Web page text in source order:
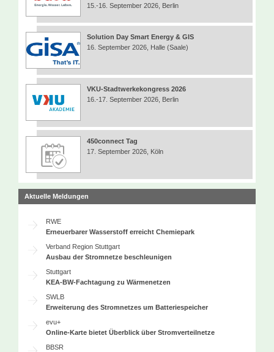
15.-16. September 2026, Berlin
Solution Day Smart Energy & GIS
16. September 2026, Halle (Saale)
VKU-Stadtwerkekongress 2026
16.-17. September 2026, Berlin
450connect Tag
17. September 2026, Köln
Aktuelle Meldungen
RWE
Erneuerbarer Wasserstoff erreicht Chemiepark
Verband Region Stuttgart
Ausbau der Stromnetze beschleunigen
Stuttgart
KEA-BW-Fachtagung zu Wärmenetzen
SWLB
Erweiterung des Stromnetzes um Batteriespeicher
evu+
Online-Karte bietet Überblick über Stromverteilnetze
BBSR